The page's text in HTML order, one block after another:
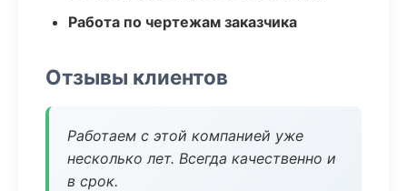
Работа по чертежам заказчика
Отзывы клиентов
Работаем с этой компанией уже
несколько лет. Всегда качественно и
в срок.